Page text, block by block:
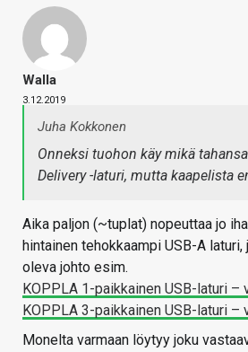
Walla
3.12.2019
Juha Kokkonen
Onneksi tuohon käy mikä
Delivery -laturi, mutta kaapelista
Aika paljon (~tuplat) nopeuttaa jo
hintainen tehokkaampi USB-A
oleva johto esim.
KOPPLA 1-paikkainen USB-laturi –
KOPPLA 3-paikkainen USB-laturi –
Monelta varmaan löytyy joku